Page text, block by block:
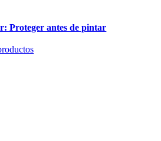
Proteger antes de pintar